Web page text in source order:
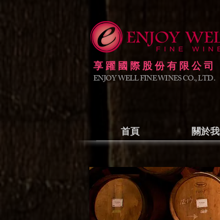
享躍國際股份有限公司
ENJOY WELL FINE WINES CO., LTD.
首頁 關於